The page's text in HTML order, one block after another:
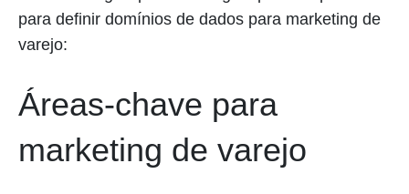
para definir domínios de dados para marketing de
varejo:
Áreas-chave para
marketing de varejo